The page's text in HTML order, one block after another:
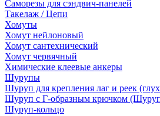
Саморезы для сэндвич-панелей
Такелаж / Цепи
Хомуты
Хомут нейлоновый
Хомут сантехнический
Хомут червячный
Химические клеевые анкеры
Шурупы
Шуруп для крепления лаг и реек
Шуруп с Г-образным крючком
Шуруп-кольцо